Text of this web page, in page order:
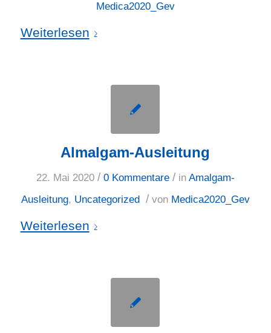
Medica2020_Gev
Weiterlesen
Almalgam-Ausleitung
22. Mai 2020 / 0 Kommentare / in Amalgam-
Ausleitung, Uncategorized / von Medica2020_Gev
Weiterlesen